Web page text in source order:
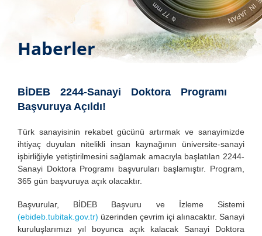
Haberler
BİDEB 2244-Sanayi Doktora Programı
Başvuruya Açıldı!
Türk sanayisinin rekabet gücünü artırmak ve sanayimizde
ihtiyaç duyulan nitelikli insan kaynağının üniversite-sanayi
işbirliğiyle yetiştirilmesini sağlamak amacıyla başlatılan 2244-
Sanayi Doktora Programı başvuruları başlamıştır. Program,
365 gün başvuruya açık olacaktır.
Başvurular, BİDEB Başvuru ve İzleme Sistemi
(ebideb.tubitak.gov.tr) üzerinden çevrim içi alınacaktır. Sanayi
kuruluşlarımızı yıl boyunca açık kalacak Sanayi Doktora